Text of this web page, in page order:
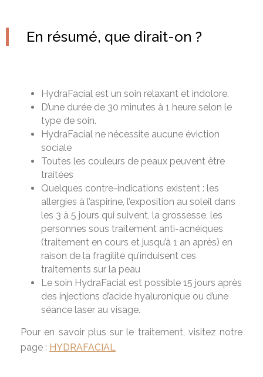
En résumé, que dirait-on ?
HydraFacial est un soin relaxant et indolore.
D’une durée de 30 minutes à 1 heure selon le
type de soin.
HydraFacial ne nécessite aucune éviction
sociale
Toutes les couleurs de peaux peuvent être
traitées
Quelques contre-indications existent : les
allergies à l’aspirine, l’exposition au soleil dans
les 3 à 5 jours qui suivent, la grossesse, les
personnes sous traitement anti-acnéiques
(traitement en cours et jusqu’à 1 an après) en
raison de la fragilité qu’induisent ces
traitements sur la peau
Le soin HydraFacial est possible 15 jours après
des injections d’acide hyaluronique ou d’une
séance laser au visage.
Pour en savoir plus sur le traitement, visitez notre
page : HYDRAFACIAL